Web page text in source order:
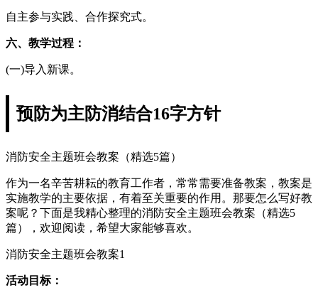
自主参与实践、合作探究式。
六、教学过程：
(一)导入新课。
预防为主防消结合16字方针
消防安全主题班会教案（精选5篇）
作为一名辛苦耕耘的教育工作者，常常需要准备教案，教案是
实施教学的主要依据，有着至关重要的作用。那要怎么写好教
案呢？下面是我精心整理的消防安全主题班会教案（精选5
篇），欢迎阅读，希望大家能够喜欢。
消防安全主题班会教案1
活动目标：